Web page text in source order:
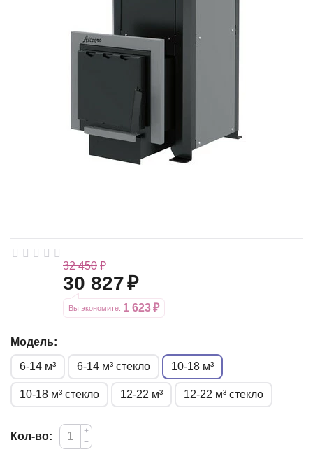
32 450 ₽
30 827₽
Вы экономите: 1 623₽
Модель:
6-14 м³ 6-14 м³ стекло 10-18 м³
10-18 м³ стекло 12-22 м³ 12-22 м³ стекло
Кол-во:
+
−